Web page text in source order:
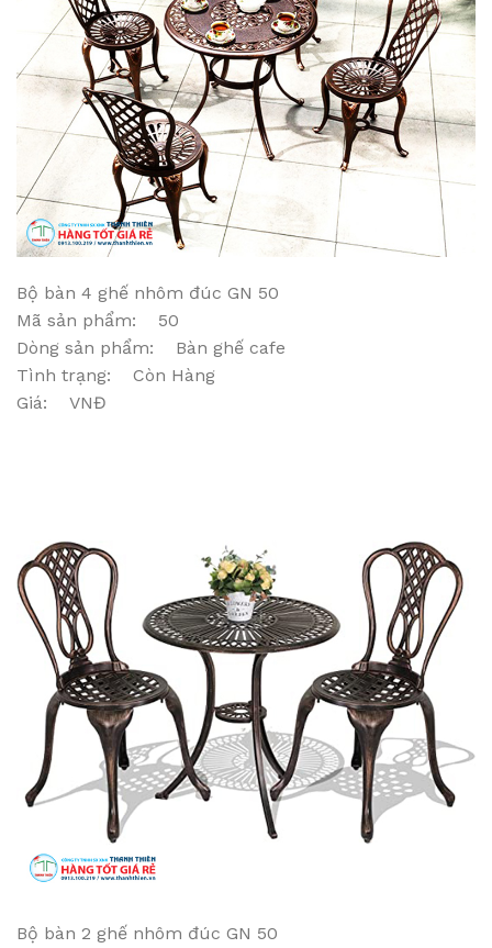
Bộ bàn 4 ghế nhôm đúc GN 50
Mã sản phẩm: 50
Dòng sản phẩm: Bàn ghế cafe
Tình trạng: Còn Hàng
Giá: VNĐ
Bộ bàn 2 ghế nhôm đúc GN 50